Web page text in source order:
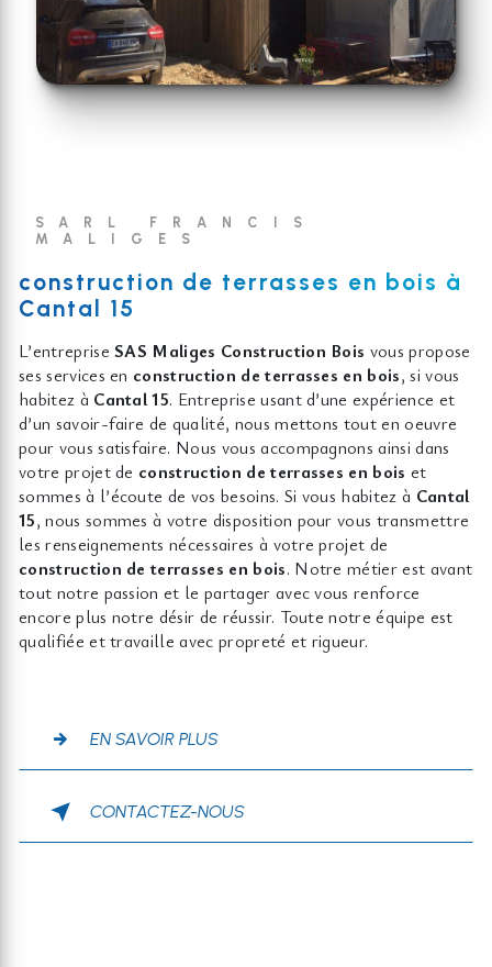
SARL FRANCIS
MALIGES
construction de terrasses en bois à
Cantal 15
L’entrepriseSAS Maliges Construction Bois vous propose
ses services en construction de terrasses en bois, si vous
habitez à Cantal 15. Entreprise usant d’une expérience et
d’un savoir-faire de qualité, nous mettons tout en oeuvre
pour vous satisfaire. Nous vous accompagnons ainsi dans
votre projet de construction de terrasses en bois et
sommes à l’écoute de vos besoins. Si vous habitez à Cantal
15, nous sommes à votre disposition pour vous transmettre
les renseignements nécessaires à votre projet de
construction de terrasses en bois. Notre métier est avant
tout notre passion et le partager avec vous renforce
encore plus notre désir de réussir. Toute notre équipe est
qualifiée et travaille avec propreté et rigueur.
EN SAVOIR PLUS
CONTACTEZ-NOUS